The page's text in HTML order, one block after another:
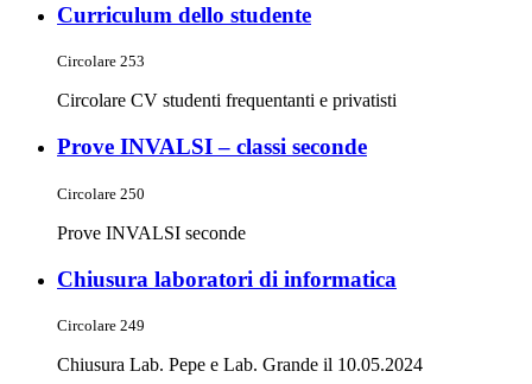
Curriculum dello studente
Circolare 253
Circolare CV studenti frequentanti e privatisti
Prove INVALSI – classi seconde
Circolare 250
Prove INVALSI seconde
Chiusura laboratori di informatica
Circolare 249
Chiusura Lab. Pepe e Lab. Grande il 10.05.2024